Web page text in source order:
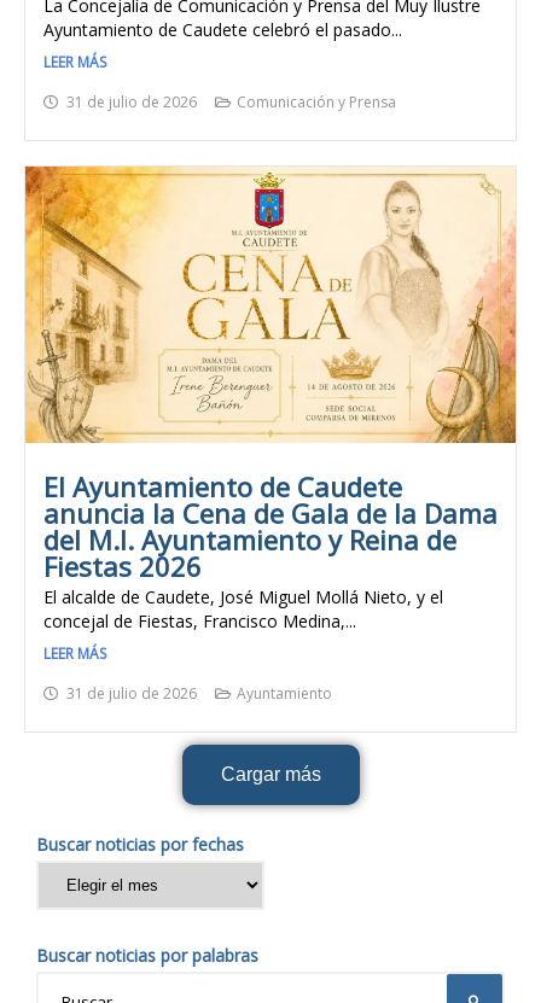
La Concejalía de Comunicación y Prensa del Muy Ilustre
Ayuntamiento de Caudete celebró el pasado...
LEER MÁS
31 de julio de 2026
Comunicación y Prensa
El Ayuntamiento de Caudete
anuncia la Cena de Gala de la Dama
del M.I. Ayuntamiento y Reina de
Fiestas 2026
El alcalde de Caudete, José Miguel Mollá Nieto, y el
concejal de Fiestas, Francisco Medina,...
LEER MÁS
31 de julio de 2026
Ayuntamiento
Cargar más
Buscar noticias por fechas
Buscar noticias por palabras